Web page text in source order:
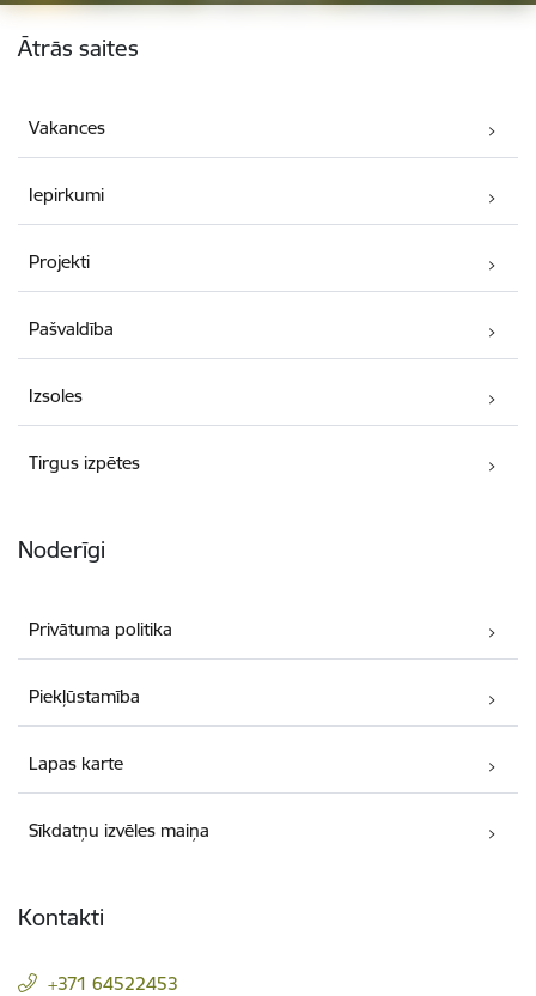
Kājene
Ātrās saites
Vakances
Iepirkumi
Projekti
Pašvaldība
Izsoles
Tirgus izpētes
Noderīgi
Privātuma politika
Piekļūstamība
Lapas karte
Sīkdatņu izvēles maiņa
Kontakti
+371 64522453